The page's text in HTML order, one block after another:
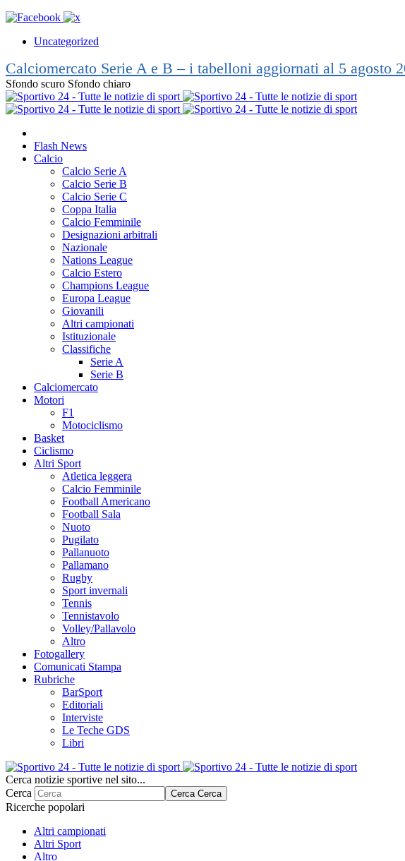
Uncategorized
Calciomercato Serie A e B – i tabelloni aggiornati al 5 agosto
Sfondo scuro Sfondo chiaro
Flash News
Calcio
Calcio Serie A
Calcio Serie B
Calcio Serie C
Coppa Italia
Calcio Femminile
Designazioni arbitrali
Nazionale
Nations League
Calcio Estero
Champions League
Europa League
Giovanili
Altri campionati
Istituzionale
Classifiche
Serie A
Serie B
Calciomercato
Motori
F1
Motociclismo
Basket
Ciclismo
Altri Sport
Atletica leggera
Calcio Femminile
Football Americano
Football Sala
Nuoto
Pugilato
Pallanuoto
Pallamano
Rugby
Sport invernali
Tennis
Tennistavolo
Volley/Pallavolo
Altro
Fotogallery
Comunicati Stampa
Rubriche
BarSport
Editoriali
Interviste
Le Teche GDS
Libri
Cerca notizie sportive nel sito...
Cerca
Cerca Cerca
Ricerche popolari
Altri campionati
Altri Sport
Altro